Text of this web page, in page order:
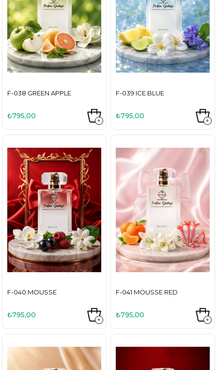
F-038 GREEN APPLE
₺795,00
F-039 ICE BLUE
₺795,00
F-040 MOUSSE
₺795,00
F-041 MOUSSE RED
₺795,00